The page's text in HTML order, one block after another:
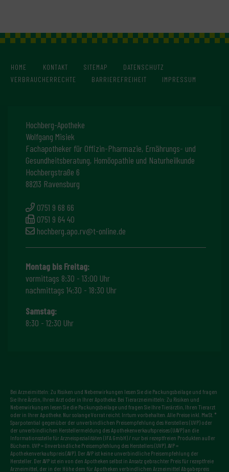
HOME KONTAKT SITEMAP
DATENSCHUTZ
VERBRAUCHERRECHTE
BARRIEREFREIHEIT IMPRESSUM
Hochberg-Apotheke
Wolfgang Misiek
Fachapotheker für Offizin-Pharmazie, Ernährungs- und
Gesundheitsberatung, Homöopathie und Naturheilkunde
Hochbergstraße 6
88213 Ravensburg
0751 9 68 66
0751 9 64 40
hochberg.apo.rv@t-online.de
Montag bis Freitag:
vormittags 8:30 - 13:00 Uhr
nachmittags 14:30 - 18:30 Uhr
Samstag:
8:30 - 12:30 Uhr
Bei Arzneimitteln: Zu Risiken und Nebenwirkungen lesen Sie die Packungsbeilage und fragen
Sie Ihre Ärztin, Ihren Arzt oder in Ihrer Apotheke. Bei Tierarzneimitteln: Zu Risiken und
Nebenwirkungen lesen Sie die Packungsbeilage und fragen Sie Ihre Tierärztin, Ihren Tierarzt
oder in Ihrer Apotheke. Nur solange Vorrat reicht. Irrtum vorbehalten. Alle Preise inkl. MwSt. *
Sparpotential gegenüber der unverbindlichen Preisempfehlung des Herstellers (UVP) oder
der unverbindlichen Herstellermeldung des Apothekenverkaufspreises (UAVP) an die
Informationsstelle für Arzneispezialitäten (IFA GmbH) / nur bei rezeptfreien Produkten außer
Büchern. UVP = Unverbindliche Preisempfehlung des Herstellers (UVP). AVP =
Apothekenverkaufspreis (AVP). Der AVP ist keine unverbindliche Preisempfehlung der
Hersteller. Der AVP ist ein von den Apotheken selbst in Ansatz gebrachter Preis für rezeptfreie
Arzneimittel, der in der Höhe dem für Apotheken verbindlichen Arzneimittel Abgabepreis